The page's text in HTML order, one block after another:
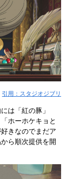
引用：スタジオジブリ
は「紅の豚」
ホーホケキョと
きなのでまだア
ら順次提供を開